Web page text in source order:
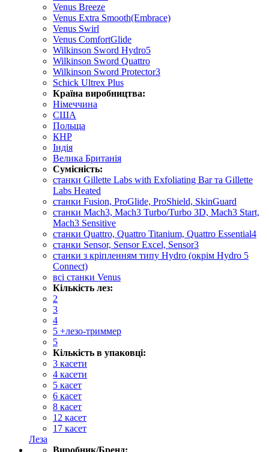
Venus Breeze
Venus Extra Smooth(Embrace)
Venus Swirl
Venus ComfortGlide
Wilkinson Sword Hydro5
Wilkinson Sword Quattro
Wilkinson Sword Protector3
Schick Ultrex Plus
Країна виробництва:
Німеччина
США
Польща
КНР
Індія
Велика Британія
Сумісність:
cтанки Gillette Labs with Exfoliating Bar та Gillette
Labs Heated
станки Fusion, ProGlide, ProShield, SkinGuard
станки Mach3, Mach3 Turbo/Turbo 3D, Mach3 Start,
Mach3 Sensitive
станки Quattro, Quattro Titanium, Quattro Essential4
станки Sensor, Sensor Excel, Sensor3
станки з кріпленням типу Hydro (окрім Hydro 5
Connect)
всі станки Venus
Кількість лез:
2
3
4
5 +лезо-триммер
5
Кількість в упаковці:
3 касети
4 касети
5 касет
6 касет
8 касет
12 касет
17 касет
Леза